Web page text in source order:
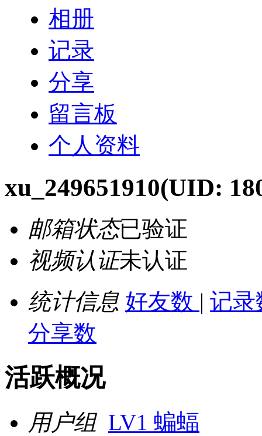
相册
记录
分享
留言板
个人资料
xu_249651910(UID:
邮箱状态已验证
视频认证未认证
统计信息 好友数 | 记
分享数
活跃概况
用户组 LV1 蝙蝠